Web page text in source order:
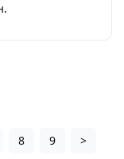
8 9
>